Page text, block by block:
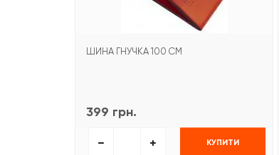
ШИНА ГНУЧКА 100 СМ
399 грн.
КУПИТИ